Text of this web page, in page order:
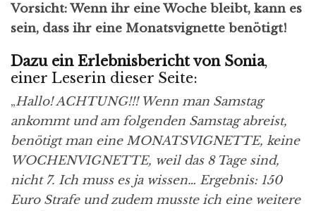
Vorsicht: Wenn ihr eine Woche bleibt, kann es
sein, dass ihr eine Monatsvignette benötigt!
Dazu ein Erlebnisbericht von Sonia,
einer Leserin dieser Seite:
„Hallo! ACHTUNG!!! Wenn man Samstag
ankommt und am folgenden Samstag abreist,
benötigt man eine MONATSVIGNETTE, keine
WOCHENVIGNETTE, weil das 8 Tage sind,
nicht 7. Ich muss es ja wissen… Ergebnis: 150
Euro Strafe und zudem musste ich eine weitere